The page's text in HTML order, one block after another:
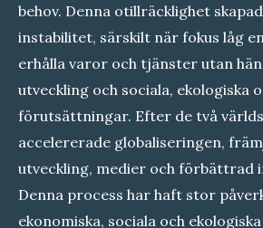
behov. Denna otillräcklighet
instabilitet, särskilt när fokus låg
erhålla varor och tjänster utan
utveckling och sociala, ekologiska
förutsättningar. Efter de två
accelererade globaliseringen,
utveckling, medier och förbättrad
Denna process har haft stor
ekonomiska, sociala och